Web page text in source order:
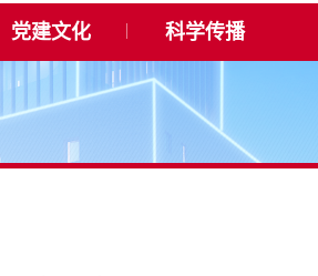
党建文化 科学传播